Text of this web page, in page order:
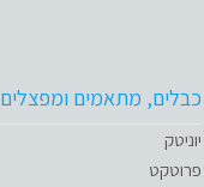
כבלים, מתאמים ומפצלים
יוניטק
פרוטקט